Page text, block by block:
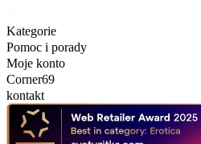
Kategorie
Pomoc i porady
Moje konto
Corner69
kontakt